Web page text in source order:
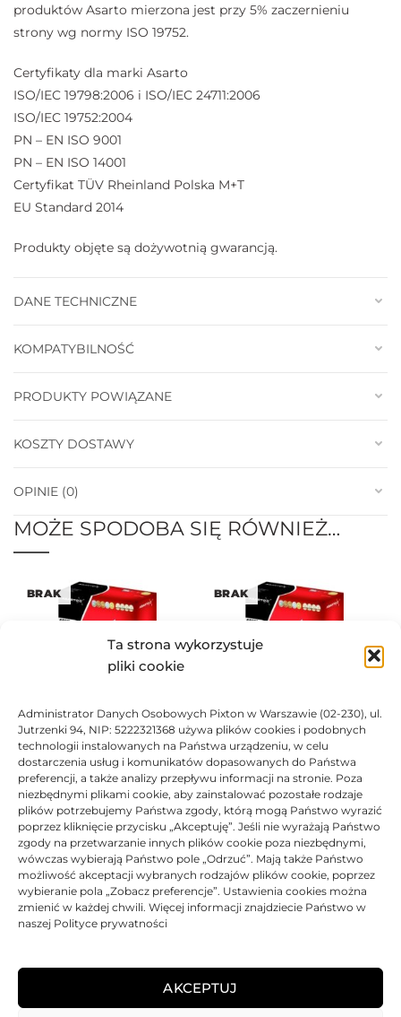
Ta strona wykorzystuje
pliki cookie
Administrator Danych Osobowych Pixton w Warszawie (02-230), ul.
Jutrzenki 94, NIP: 5222321368 używa plików cookies i podobnych
technologii instalowanych na Państwa urządzeniu, w celu
dostarczenia usług i komunikatów dopasowanych do Państwa
preferencji, a także analizy przepływu informacji na stronie. Poza
niezbędnymi plikami cookie, aby zainstalować pozostałe rodzaje
plików potrzebujemy Państwa zgody, którą mogą Państwo wyrazić
poprzez kliknięcie przycisku „Akceptuję”. Jeśli nie wyrażają Państwo
zgody na przetwarzanie innych plików cookie poza niezbędnymi,
wówczas wybierają Państwo pole „Odrzuć”. Mają także Państwo
możliwość akceptacji wybranych rodzajów plików cookie, poprzez
wybieranie pola „Zobacz preferencje”. Ustawienia cookies można
zmienić w każdej chwili. Więcej informacji znajdziecie Państwo w
naszej Polityce prywatności
AKCEPTUJ
produktów Asarto mierzona jest przy 5% zaczernieniu
strony wg normy ISO 19752.
Certyfikaty dla marki Asarto
ISO/IEC 19798:2006 i ISO/IEC 24711:2006
ISO/IEC 19752:2004
PN – EN ISO 9001
PN – EN ISO 14001
Certyfikat TÜV Rheinland Polska M+T
EU Standard 2014
Produkty objęte są dożywotnią gwarancją.
DANE TECHNICZNE
KOMPATYBILNOŚĆ
PRODUKTY POWIĄZANE
KOSZTY DOSTAWY
OPINIE (0)
MOŻE SPODOBA SIĘ RÓWNIEŻ…
BRAK
Toner Asarto zamiennik do
HP 650A CE270A
Oceniono0na 5
456,67 zł
BRAK
Toner Asarto zamiennik do
HP 650A CE273A
483,02zł
BRAK